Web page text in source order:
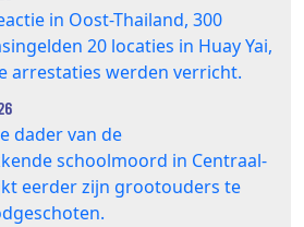
in Oost-Thailand, 300
20 locaties in Huay Yai,
arrestaties werden verricht.
dader van de
schoolmoord in Centraal-
eerder zijn grootouders te